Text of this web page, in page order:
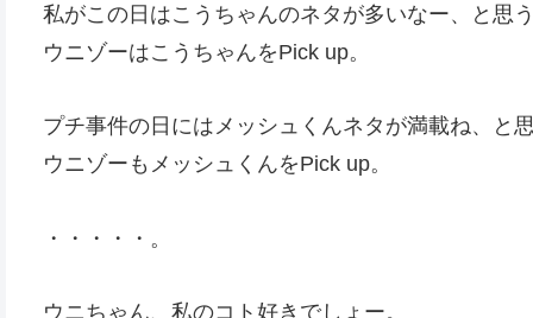
私がこの日はこうちゃんのネタが多いなー、と思
ウニゾーはこうちゃんをPick up。
プチ事件の日にはメッシュくんネタが満載ね、と
ウニゾーもメッシュくんをPick up。
・・・・・。
ウニちゃん、私のコト好きでしょー。